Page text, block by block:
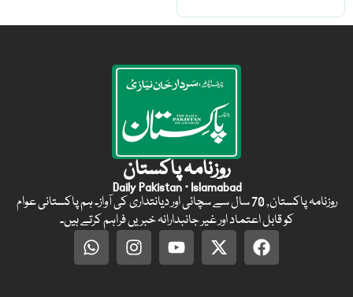
روزنامہ پاکستان
Daily Pakistan · Islamabad
روزنامہ پاکستان, 70 سال سے سچائی اور دیانتداری کی آواز۔ ہم پاکستانی عوام
کو قابل اعتماد اور غیر جانبدارانہ خبریں فراہم کرتے ہیں۔